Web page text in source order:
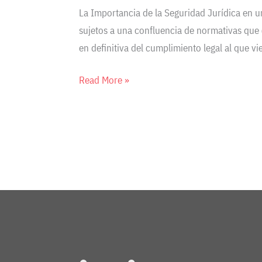
La Importancia de la Seguridad Jurídica en
sujetos a una confluencia de normativas
en definitiva del cumplimiento legal al que
Cumplimiento
Digital
Read More »